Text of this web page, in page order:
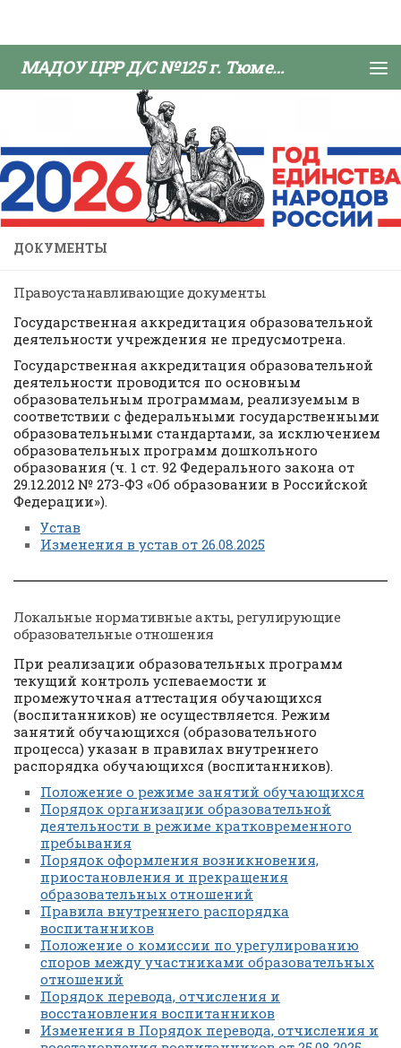
МАДОУ ЦРР Д/С №125 г. Тюмени
ДОКУМЕНТЫ
Правоустанавливающие документы
Государственная аккредитация образовательной
деятельности учреждения не предусмотрена.
Государственная аккредитация образовательной
деятельности проводится по основным
образовательным программам, реализуемым в
соответствии с федеральными государственными
образовательными стандартами, за исключением
образовательных программ дошкольного
образования (ч. 1 ст. 92 Федерального закона от
29.12.2012 № 273-ФЗ «Об образовании в Российской
Федерации»).
Устав
Изменения в устав от 26.08.2025
Локальные нормативные акты, регулирующие
образовательные отношения
При реализации образовательных программ
текущий контроль успеваемости и
промежуточная аттестация обучающихся
(воспитанников) не осуществляется. Режим
занятий обучающихся (образовательного
процесса) указан в правилах внутреннего
распорядка обучающихся (воспитанников).
Положение о режиме занятий обучающихся
Порядок организации образовательной
деятельности в режиме кратковременного
пребывания
Порядок оформления возникновения,
приостановления и прекращения
образовательных отношений
Правила внутреннего распорядка
воспитанников
Положение о комиссии по урегулированию
споров между участниками образовательных
отношений
Порядок перевода, отчисления и
восстановления воспитанников
Изменения в Порядок перевода, отчисления и